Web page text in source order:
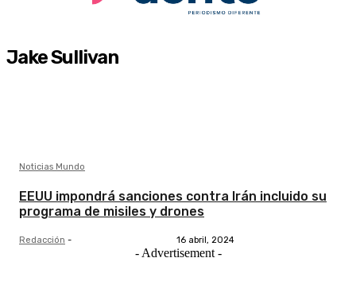
Jake Sullivan
Noticias Mundo
EEUU impondrá sanciones contra Irán incluido su
programa de misiles y drones
Redacción - 16 abril, 2024
- Advertisement -